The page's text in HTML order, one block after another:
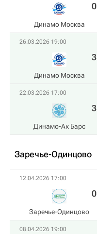
Динамо Москва
0
26.03.2026 19:00
Динамо Москва
3
22.03.2026 17:00
Динамо-Ак Барс
3
Заречье-Одинцово
12.04.2026 17:00
Заречье-Одинцово
0
08.04.2026 19:00